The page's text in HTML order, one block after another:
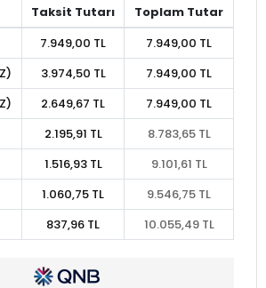
Taksit Tutarı
Toplam Tutar
7.949,00 TL
7.949,00 TL
3.974,50 TL
7.949,00 TL
2.649,67 TL
7.949,00 TL
2.195,91 TL
8.783,65 TL
1.516,93 TL
9.101,61 TL
1.060,75 TL
9.546,75 TL
837,96 TL 10.055,49 TL